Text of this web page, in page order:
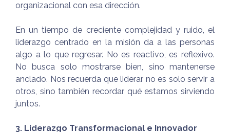
organizacional con esa dirección.
En un tiempo de creciente complejidad y ruido, el
liderazgo centrado en la misión da a las personas
algo a lo que regresar. No es reactivo, es reflexivo.
No busca solo mostrarse bien, sino mantenerse
anclado. Nos recuerda que liderar no es solo servir a
otros, sino también recordar qué estamos sirviendo
juntos.
3. Liderazgo Transformacional e Innovador